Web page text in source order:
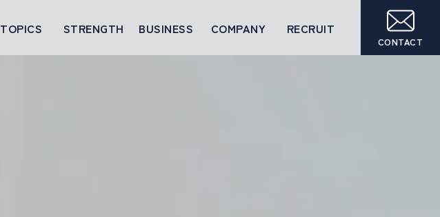
TOPICS
STRENGTH
BUSINESS
COMPANY
RECRUIT
CONTACT